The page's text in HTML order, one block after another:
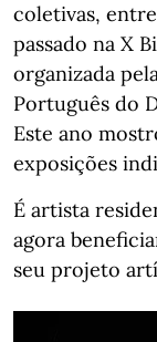
coletivas,
passado na X
organizada
Português do
Este ano
exposições
É artista
agora
seu projeto